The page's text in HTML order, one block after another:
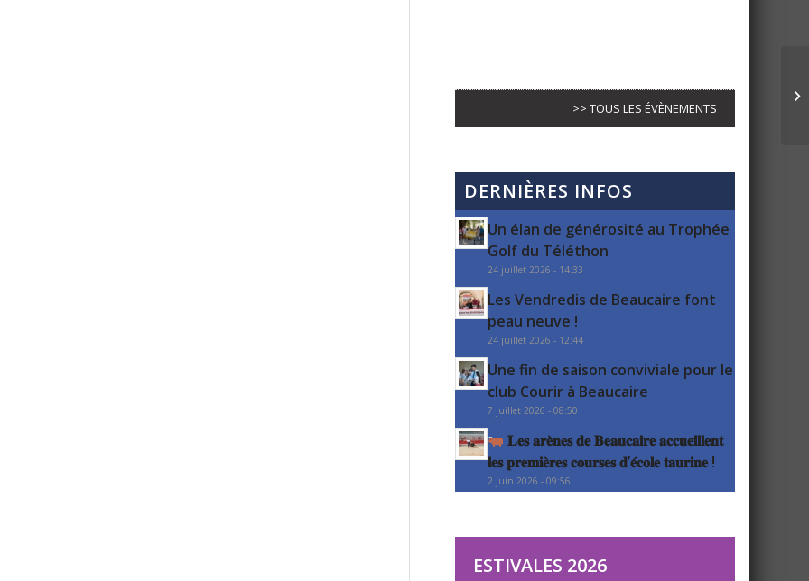
>> TOUS LES ÉVÈNEMENTS
DERNIÈRES INFOS
Un élan de générosité au Trophée
Golf du Téléthon
24 juillet 2026 - 14:33
Les Vendredis de Beaucaire font
peau neuve !
24 juillet 2026 - 12:44
Une fin de saison conviviale pour le
club Courir à Beaucaire
7 juillet 2026 - 08:50
𝐋𝐞𝐬 𝐚𝐫𝐞̀𝐧𝐞𝐬 𝐝𝐞 𝐁𝐞𝐚𝐮𝐜𝐚𝐢𝐫𝐞 𝐚𝐜𝐜𝐮𝐞𝐢𝐥𝐥𝐞𝐧𝐭
𝐥𝐞𝐬 𝐩𝐫𝐞𝐦𝐢𝐞̀𝐫𝐞𝐬 𝐜𝐨𝐮𝐫𝐬𝐞𝐬 𝐝’𝐞́𝐜𝐨𝐥𝐞 𝐭𝐚𝐮𝐫𝐢𝐧𝐞 !
2 juin 2026 - 09:56
ESTIVALES 2026